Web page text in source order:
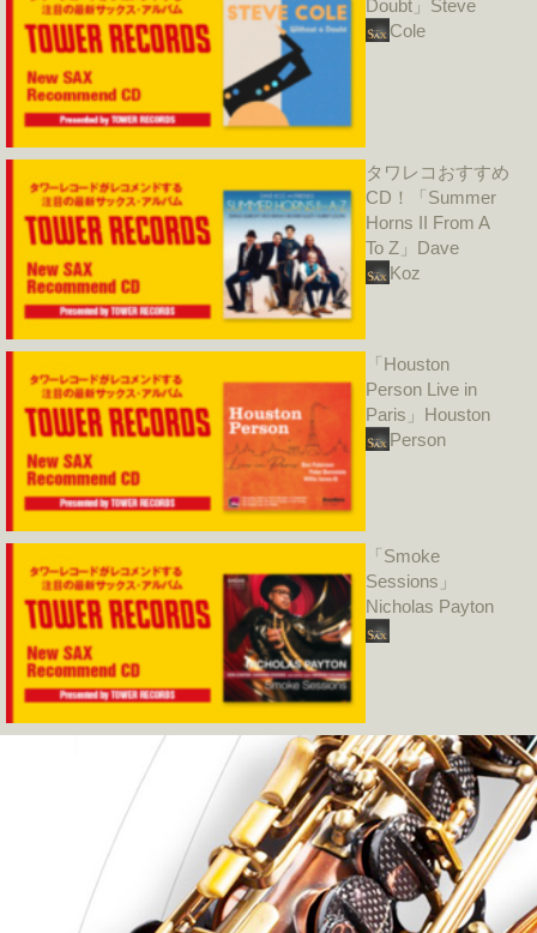
Doubt」Steve
Cole
タワレコおすすめ
CD！「Summer
Horns II From A
To Z」Dave
Koz
「Houston
Person Live in
Paris」Houston
Person
「Smoke
Sessions」
Nicholas Payton